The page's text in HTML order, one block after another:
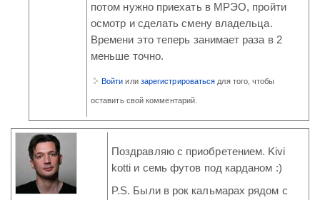
потом нужно приехать в МРЭО, пройти
осмотр и сделать смену владельца.
Времени это теперь занимает раза в 2
меньше точно.
Войти или зарегистрироваться для того, чтобы
оставить свой комментарий.
Поздравляю с приобретением. Kivi
kotti и семь футов под карданом :)
P.S. Были в рок кальмарах рядом с